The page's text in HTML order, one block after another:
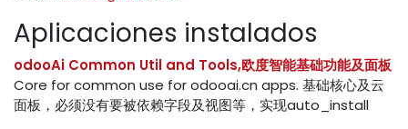
Aplicaciones instalados
odooAi Common Util and Tools,欧度智能基础功能及面板
Core for common use for odooai.cn apps. 基础核心及云
面板，必须没有要被依赖字段及视图等，实现auto_install